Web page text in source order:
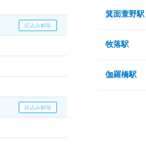
箕面萱野駅
牧落駅
伽羅橋駅